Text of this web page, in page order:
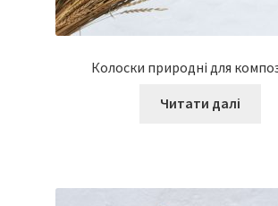
Колоски природні для
Читати далі